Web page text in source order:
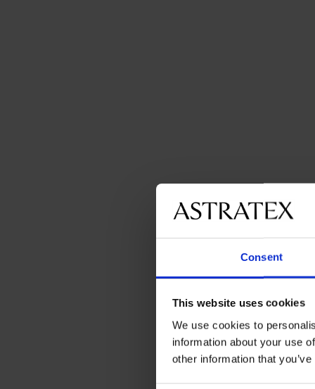
Consent
This website uses cookies
We use cookies to
information about your use
other information that